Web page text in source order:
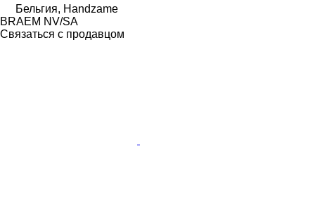
Бельгия, Handzame
BRAEM NV/SA
Связаться с продавцом